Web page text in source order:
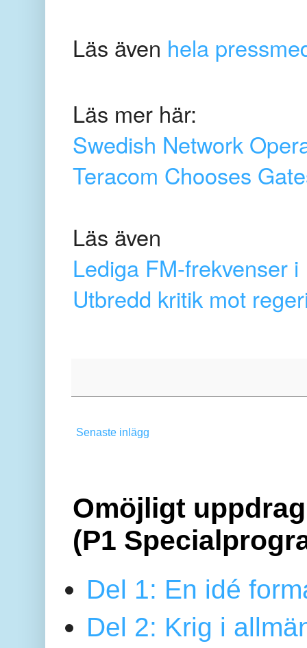
Läs även hela
Läs mer här:
Swedish Network
Teracom Chooses
Läs även
Lediga FM-frekvenser
Utbredd kritik mot
Senaste inlägg
Omöjligt
(P1
Del 1: En idé
Del 2: Krig i